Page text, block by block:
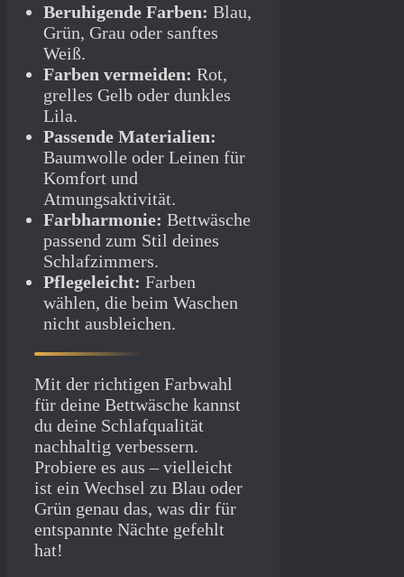
Beruhigende Farben: Blau,
Grün, Grau oder sanftes
Weiß.
Farben vermeiden: Rot,
grelles Gelb oder dunkles
Lila.
Passende Materialien:
Baumwolle oder Leinen für
Komfort und
Atmungsaktivität.
Farbharmonie: Bettwäsche
passend zum Stil deines
Schlafzimmers.
Pflegeleicht: Farben
wählen, die beim Waschen
nicht ausbleichen.
Mit der richtigen Farbwahl
für deine Bettwäsche kannst
du deine Schlafqualität
nachhaltig verbessern.
Probiere es aus – vielleicht
ist ein Wechsel zu Blau oder
Grün genau das, was dir für
entspannte Nächte gefehlt
hat!